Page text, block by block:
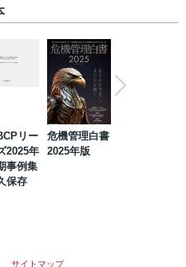
リー
2025年
事例集
保存
危機管理白書
2025年版
サイトマップ